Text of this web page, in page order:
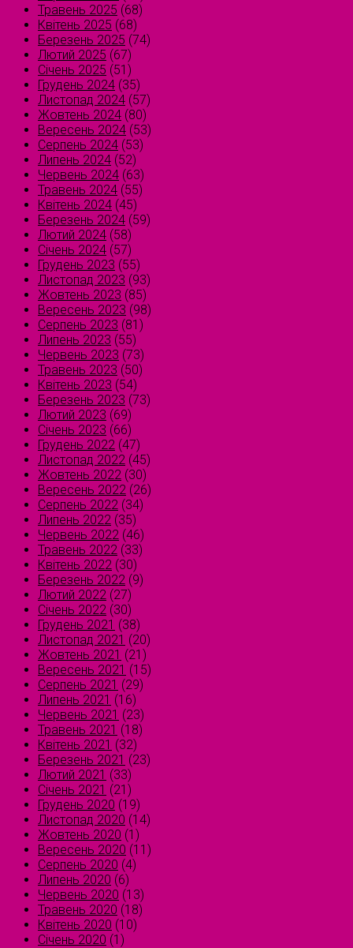
Травень 2025 (68)
Квітень 2025 (68)
Березень 2025 (74)
Лютий 2025 (67)
Січень 2025 (51)
Грудень 2024 (35)
Листопад 2024 (57)
Жовтень 2024 (80)
Вересень 2024 (53)
Серпень 2024 (53)
Липень 2024 (52)
Червень 2024 (63)
Травень 2024 (55)
Квітень 2024 (45)
Березень 2024 (59)
Лютий 2024 (58)
Січень 2024 (57)
Грудень 2023 (55)
Листопад 2023 (93)
Жовтень 2023 (85)
Вересень 2023 (98)
Серпень 2023 (81)
Липень 2023 (55)
Червень 2023 (73)
Травень 2023 (50)
Квітень 2023 (54)
Березень 2023 (73)
Лютий 2023 (69)
Січень 2023 (66)
Грудень 2022 (47)
Листопад 2022 (45)
Жовтень 2022 (30)
Вересень 2022 (26)
Серпень 2022 (34)
Липень 2022 (35)
Червень 2022 (46)
Травень 2022 (33)
Квітень 2022 (30)
Березень 2022 (9)
Лютий 2022 (27)
Січень 2022 (30)
Грудень 2021 (38)
Листопад 2021 (20)
Жовтень 2021 (21)
Вересень 2021 (15)
Серпень 2021 (29)
Липень 2021 (16)
Червень 2021 (23)
Травень 2021 (18)
Квітень 2021 (32)
Березень 2021 (23)
Лютий 2021 (33)
Січень 2021 (21)
Грудень 2020 (19)
Листопад 2020 (14)
Жовтень 2020 (1)
Вересень 2020 (11)
Серпень 2020 (4)
Липень 2020 (6)
Червень 2020 (13)
Травень 2020 (18)
Квітень 2020 (10)
Січень 2020 (1)